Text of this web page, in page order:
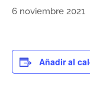
6 noviembre 2021
Añadir al